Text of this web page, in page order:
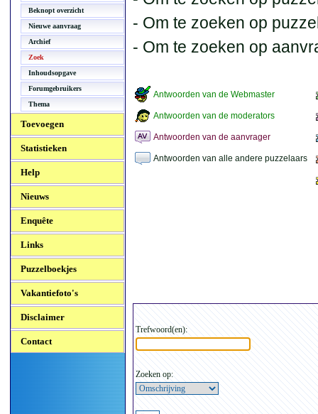
Beknopt overzicht
Nieuwe aanvraag
Archief
Zoek
Inhoudsopgave
Forumgebruikers
Thema
Toevoegen
Statistieken
Help
Nieuws
Enquête
Links
Puzzelboekjes
Vakantiefoto's
Disclaimer
Contact
- Om te zoeken op
- Om te zoeken op
Antwoorden van de Webmaster
Antwoorden van de moderators
Antwoorden van de aanvrager
Antwoorden van alle andere puzzelaars
Trefwoord(en):
Zoeken op: